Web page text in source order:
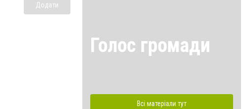
Додати
Голос громади
Всі матеріали тут